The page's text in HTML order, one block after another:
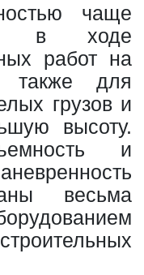
чаще
в ходе
работ на
также для
грузов и
высоту.
и
весьма